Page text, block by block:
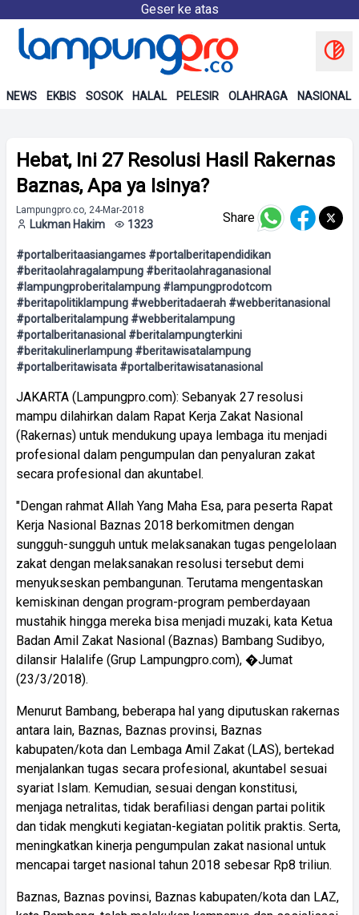
Geser ke atas
NEWS EKBIS SOSOK HALAL PELESIR OLAHRAGA NASIONAL
Hebat, Ini 27 Resolusi Hasil Rakernas
Baznas, Apa ya Isinya?
Lampungpro.co, 24-Mar-2018
Lukman Hakim 1323 Share
#portalberitaasiangames #portalberitapendidikan
#beritaolahragalampung #beritaolahraganasional
#lampungproberitalampung #lampungprodotcom
#beritapolitiklampung #webberitadaerah #webberitanasional
#portalberitalampung #webberitalampung
#portalberitanasional #beritalampungterkini
#beritakulinerlampung #beritawisatalampung
#portalberitawisata #portalberitawisatanasional
JAKARTA (Lampungpro.com): Sebanyak 27 resolusi
mampu dilahirkan dalam Rapat Kerja Zakat Nasional
(Rakernas) untuk mendukung upaya lembaga itu menjadi
profesional dalam pengumpulan dan penyaluran zakat
secara profesional dan akuntabel.
"Dengan rahmat Allah Yang Maha Esa, para peserta Rapat
Kerja Nasional Baznas 2018 berkomitmen dengan
sungguh-sungguh untuk melaksanakan tugas pengelolaan
zakat dengan melaksanakan resolusi tersebut demi
menyukseskan pembangunan. Terutama mengentaskan
kemiskinan dengan program-program pemberdayaan
mustahik hingga mereka bisa menjadi muzaki, kata Ketua
Badan Amil Zakat Nasional (Baznas) Bambang Sudibyo,
dilansir Halalife (Grup Lampungpro.com), �Jumat
(23/3/2018).
Menurut Bambang, beberapa hal yang diputuskan rakernas
antara lain, Baznas, Baznas provinsi, Baznas
kabupaten/kota dan Lembaga Amil Zakat (LAS), bertekad
menjalankan tugas secara profesional, akuntabel sesuai
syariat Islam. Kemudian, sesuai dengan konstitusi,
menjaga netralitas, tidak berafiliasi dengan partai politik
dan tidak mengkuti kegiatan-kegiatan politik praktis. Serta,
meningkatkan kinerja pengumpulan zakat nasional untuk
mencapai target nasional tahun 2018 sebesar Rp8 triliun.
Baznas, Baznas povinsi, Baznas kabupaten/kota dan LAZ,